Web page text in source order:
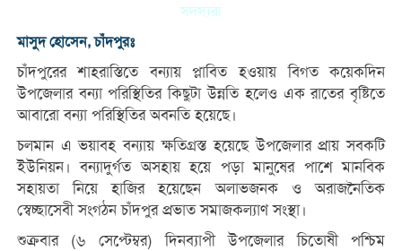
সদস্যরা
মাসুদ হোসেন, চাঁদপুরঃ
চাঁদপুরের শাহরাস্তিতে বন্যায় প্লাবিত হওয়ায় বিগত কয়েকদিন
উপজেলার বন্যা পরিস্থিতির কিছুটা উন্নতি হলেও এক রাতের বৃষ্টিতে
আবারো বন্যা পরিস্থিতির অবনতি হয়েছে।
চলমান এ ভয়াবহ বন্যায় ক্ষতিগ্রস্ত হয়েছে উপজেলার প্রায় সবকটি
ইউনিয়ন। বন্যাদুর্গত অসহায় হয়ে পড়া মানুষের পাশে মানবিক
সহায়তা নিয়ে হাজির হয়েছেন অলাভজনক ও অরাজনৈতিক
স্বেচ্ছাসেবী সংগঠন চাঁদপুর প্রভাত সমাজকল্যাণ সংস্থা।
শুক্রবার (৬ সেপ্টেম্বর) দিনব্যাপী উপজেলার চিতোষী পশ্চিম